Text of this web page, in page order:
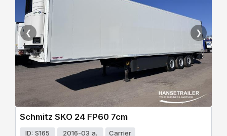
❮ ❯
Schmitz SKO 24 FP60 7cm
ID: S165 2016-03 a.
Carrier